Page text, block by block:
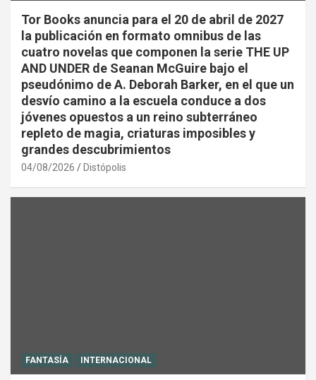
Tor Books anuncia para el 20 de abril de 2027
la publicación en formato omnibus de las
cuatro novelas que componen la serie THE UP
AND UNDER de Seanan McGuire bajo el
pseudónimo de A. Deborah Barker, en el que un
desvío camino a la escuela conduce a dos
jóvenes opuestos a un reino subterráneo
repleto de magia, criaturas imposibles y
grandes descubrimientos
04/08/2026 Distópolis
FANTASÍA INTERNACIONAL